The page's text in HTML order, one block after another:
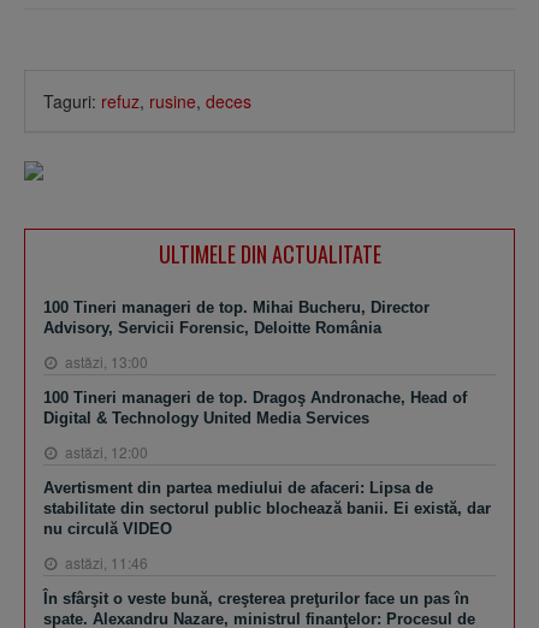
Taguri: refuz, rusine, deces
ULTIMELE DIN ACTUALITATE
100 Tineri manageri de top. Mihai Bucheru, Director
Advisory, Servicii Forensic, Deloitte România
astăzi, 13:00
100 Tineri manageri de top. Dragoş Andronache, Head of
Digital & Technology United Media Services
astăzi, 12:00
Avertisment din partea mediului de afaceri: Lipsa de
stabilitate din sectorul public blochează banii. Ei există, dar
nu circulă VIDEO
astăzi, 11:46
În sfârşit o veste bună, creşterea preţurilor face un pas în
spate. Alexandru Nazare, ministrul finanţelor: Procesul de